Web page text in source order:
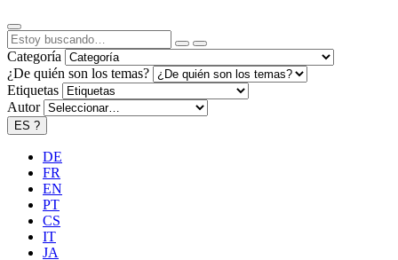
Categoría
¿De quién son los temas?
Etiquetas
Autor
ES ?
DE
FR
EN
PT
CS
IT
JA